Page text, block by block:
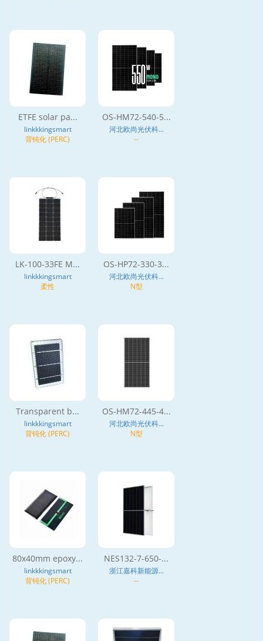
ETFE solar pa...
linkkkingsmart
背钝化 (PERC)
OS-HM72-540-5...
河北欧尚光伏科...
--
LK-100-33FE M...
linkkkingsmart
柔性
OS-HP72-330-3...
河北欧尚光伏科...
N型
Transparent b...
linkkkingsmart
背钝化 (PERC)
OS-HM72-445-4...
河北欧尚光伏科...
N型
80x40mm epoxy...
linkkkingsmart
背钝化 (PERC)
NES132-7-650-...
浙江嘉科新能源...
--